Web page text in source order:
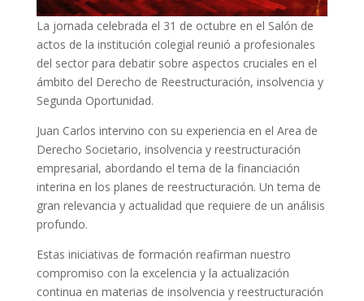
La jornada celebrada el 31 de octubre en el Salón de
actos de la institución colegial reunió a profesionales
del sector para debatir sobre aspectos cruciales en el
ámbito del Derecho de Reestructuración, insolvencia y
Segunda Oportunidad.
Juan Carlos intervino con su experiencia en el Area de
Derecho Societario, insolvencia y reestructuración
empresarial, abordando el tema de la financiación
interina en los planes de reestructuración. Un tema de
gran relevancia y actualidad que requiere de un análisis
profundo.
Estas iniciativas de formación reafirman nuestro
compromiso con la excelencia y la actualización
continua en materias de insolvencia y reestructuración